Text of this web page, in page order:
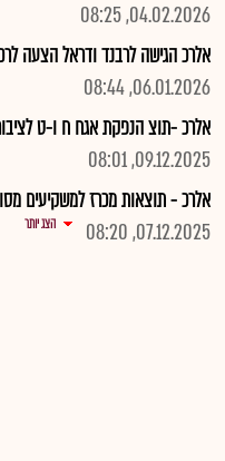
04.02.2026, 08:25
אלרכ הגישה לרבנד ודראל הצעה
06.01.2026, 08:44
אלרכ -תוצ הנפקת אגח ח ו-ט לציבור
09.12.2025, 08:01
אלרכ - תוצאות מכרז למשקיעים
07.12.2025, 08:20
הצג יותר